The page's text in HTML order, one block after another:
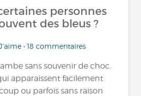
personnes
des bleus ?
• 18 commentaires
sans souvenir de choc.
apparaissent facilement
ou parfois sans raison